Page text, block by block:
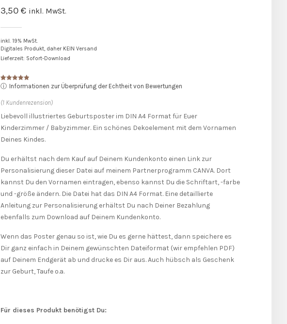
3,50 € inkl. MwSt.
inkl. 19% MwSt.
Digitales Produkt, daher KEIN Versand
Lieferzeit: Sofort-Download
Bewertet
mit
basierend
auf
1
ⓘ Informationen zur Überprüfung der Echtheit von Bewertungen
(1Kundenrezension)
Liebevoll illustriertes Geburtsposter im DIN A4 Format für Euer
Kinderzimmer / Babyzimmer. Ein schönes Dekoelement mit dem Vornamen
Deines Kindes.
Du erhältst nach dem Kauf auf Deinem Kundenkonto einen Link zur
Personalisierung dieser Datei auf meinem Partnerprogramm CANVA. Dort
kannst Du den Vornamen eintragen, ebenso kannst Du die Schriftart, -farbe
und -größe ändern. Die Datei hat das DIN A4 Format. Eine detaillierte
Anleitung zur Personalisierung erhältst Du nach Deiner Bezahlung
ebenfalls zum Download auf Deinem Kundenkonto.
Wenn das Poster genau so ist, wie Du es gerne hättest, dann speichere es
Dir ganz einfach in Deinem gewünschten Dateiformat (wir empfehlen PDF)
auf Deinem Endgerät ab und drucke es Dir aus. Auch hübsch als Geschenk
zur Geburt, Taufe o.a.
Für dieses Produkt benötigst Du: